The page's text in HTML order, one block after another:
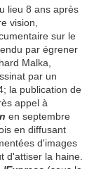
lieu 8 ans après
vision,
sur le
par égrener
Malka,
par un
la publication de
appel à
en septembre
en diffusant
d'images
d'attiser la haine.